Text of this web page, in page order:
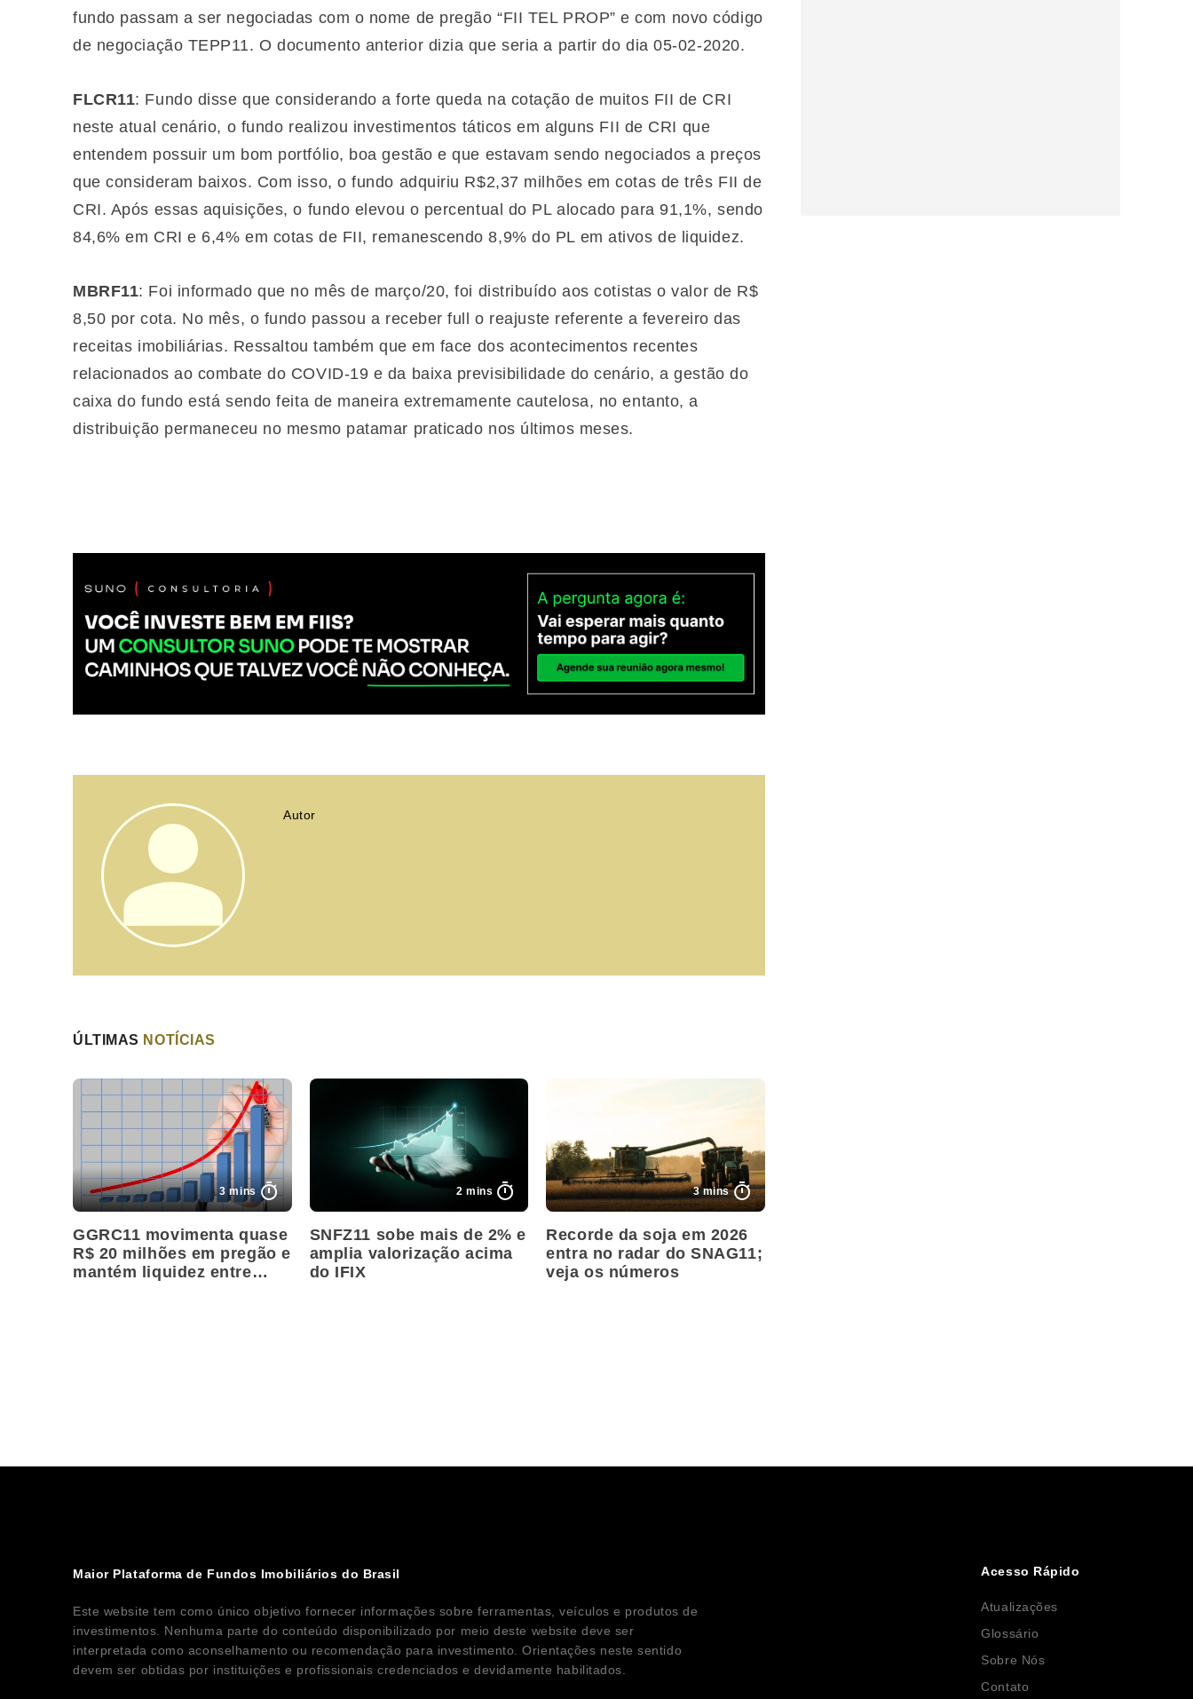
fundo passam a ser negociadas com o nome de pregão “FII TEL PROP” e com novo código
de negociação TEPP11. O documento anterior dizia que seria a partir do dia 05-02-2020.
FLCR11: Fundo disse que considerando a forte queda na cotação de muitos FII de CRI
neste atual cenário, o fundo realizou investimentos táticos em alguns FII de CRI que
entendem possuir um bom portfólio, boa gestão e que estavam sendo negociados a preços
que consideram baixos. Com isso, o fundo adquiriu R$2,37 milhões em cotas de três FII de
CRI. Após essas aquisições, o fundo elevou o percentual do PL alocado para 91,1%, sendo
84,6% em CRI e 6,4% em cotas de FII, remanescendo 8,9% do PL em ativos de liquidez.
MBRF11: Foi informado que no mês de março/20, foi distribuído aos cotistas o valor de R$
8,50 por cota. No mês, o fundo passou a receber full o reajuste referente a fevereiro das
receitas imobiliárias. Ressaltou também que em face dos acontecimentos recentes
relacionados ao combate do COVID-19 e da baixa previsibilidade do cenário, a gestão do
caixa do fundo está sendo feita de maneira extremamente cautelosa, no entanto, a
distribuição permaneceu no mesmo patamar praticado nos últimos meses.
Autor
ÚLTIMAS NOTÍCIAS
3 mins
GGRC11 movimenta quase
R$ 20 milhões em pregão e
mantém liquidez entre
2 mins
SNFZ11 sobe mais de 2% e
amplia valorização acima
do IFIX
3 mins
Recorde da soja em 2026
entra no radar do SNAG11;
veja os números
Maior Plataforma de Fundos Imobiliários do Brasil
Este website tem como único objetivo fornecer informações sobre ferramentas, veículos e produtos de
investimentos. Nenhuma parte do conteúdo disponibilizado por meio deste website deve ser
interpretada como aconselhamento ou recomendação para investimento. Orientações neste sentido
devem ser obtidas por instituições e profissionais credenciados e devidamente habilitados.
Acesso Rápido
Atualizações
Glossário
Sobre Nós
Contato